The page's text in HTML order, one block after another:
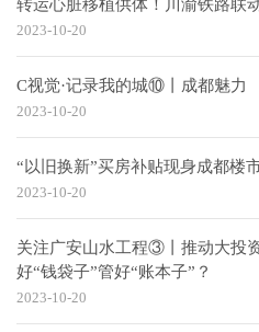
转运心脏移植供体！川渝铁路联
2023-10-20
C视觉·记录我的城⑩丨成都魅力
2023-10-20
2023-10-20
关注广安山水工程③丨推动大投
好“钱袋子”管好“账本子”？
2023-10-20